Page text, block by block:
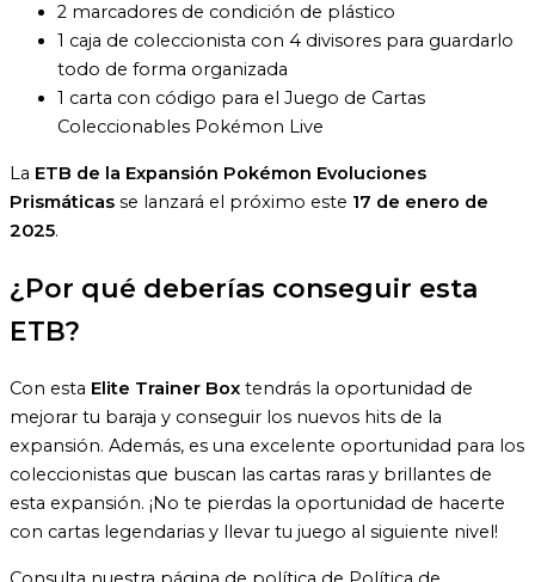
2 marcadores de condición de plástico
1 caja de coleccionista con 4 divisores para guardarlo
todo de forma organizada
1 carta con código para el Juego de Cartas
Coleccionables Pokémon Live
La ETB de la Expansión Pokémon Evoluciones
Prismáticas se lanzará el próximo este 17 de enero de
2025.
¿Por qué deberías conseguir esta
ETB?
Con esta Elite Trainer Box tendrás la oportunidad de
mejorar tu baraja y conseguir los nuevos hits de la
expansión. Además, es una excelente oportunidad para los
coleccionistas que buscan las cartas raras y brillantes de
esta expansión. ¡No te pierdas la oportunidad de hacerte
con cartas legendarias y llevar tu juego al siguiente nivel!